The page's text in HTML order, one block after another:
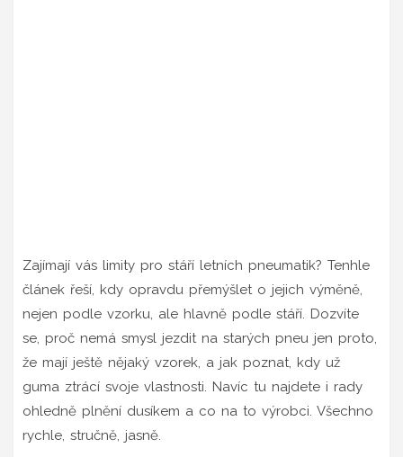
Zajímají vás limity pro stáří letních pneumatik? Tenhle
článek řeší, kdy opravdu přemýšlet o jejich výměně,
nejen podle vzorku, ale hlavně podle stáří. Dozvíte
se, proč nemá smysl jezdit na starých pneu jen proto,
že mají ještě nějaký vzorek, a jak poznat, kdy už
guma ztrácí svoje vlastnosti. Navíc tu najdete i rady
ohledně plnění dusíkem a co na to výrobci. Všechno
rychle, stručně, jasně.